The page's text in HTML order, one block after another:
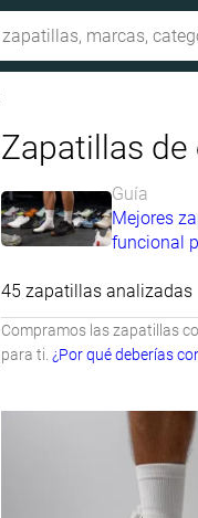
Zapatillas de
Guía
Mejores
funcional
45 zapatillas analizadas
Compramos las zapatillas
para ti. ¿Por qué deberías